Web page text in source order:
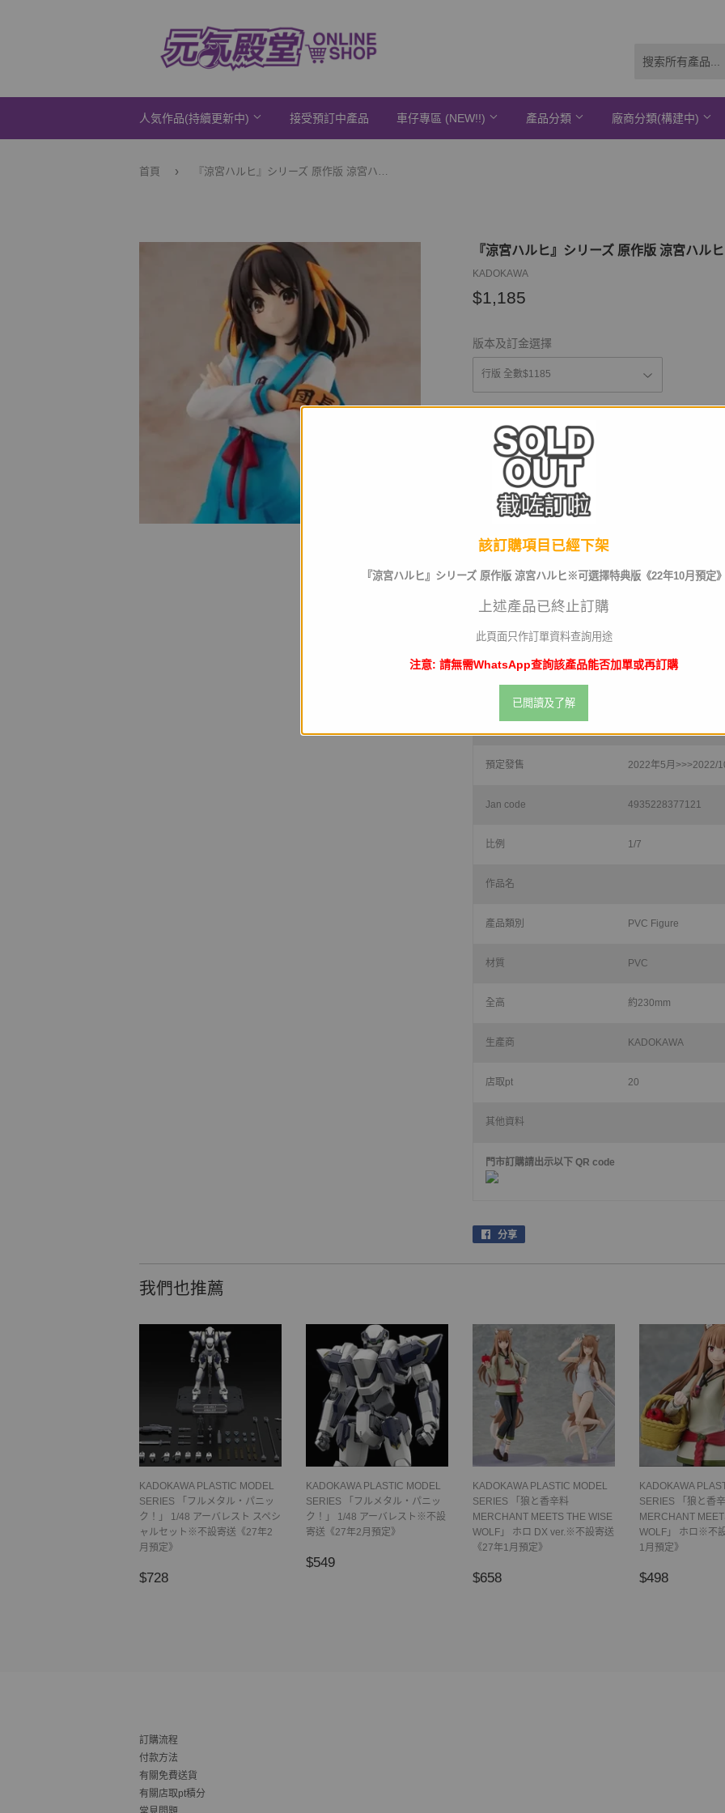
人気作品(持續更新中) 接受預訂中產品 車仔專區 (NEW!!) 產品分類 廠商分類(構建中)
首頁 › 『涼宮ハルヒ』シリーズ 原作版 涼宮ハルヒ※可選擇特典版《22年10月預定》
『涼宮ハルヒ』シリーズ 原作版 涼宮ハ
KADOKAWA
$1,185
版本及訂金選擇
截訂日
數量
預定發售 2022年5月>>>2022/
Jan code 4935228377121
比例 1/7
作品名
產品類別 PVC Figure
材質 PVC
全高 約230mm
生產商 KADOKAWA
店取pt 20
其他資料
門市訂購請出示以下 QR code
分享
我們也推薦
KADOKAWA PLASTIC MODEL
SERIES 「フルメタル・パニッ
ク！」 1/48 アーバレスト スペシ
ャルセット※不設寄送《27年2
月預定》
正
$728
KADOKAWA PLASTIC MODEL
SERIES 「フルメタル・パニッ
ク！」 1/48 アーバレスト※不設
寄送《27年2月預定》
正
$549
KADOKAWA PLASTIC MODEL
SERIES 「狼と香辛料
MERCHANT MEETS THE WISE
WOLF」 ホロ DX ver.※不設寄送
《27年1月預定》
正
$658
KADOKAWA
SERIES 「狼と香
MERCHANT
WOLF」 ホロ※不
1月預定》
正
$498
該訂購項目已經下架
『涼宮ハルヒ』シリーズ 原作版 涼宮ハルヒ※可選擇特典版《22年10月預定
上述產品已終止訂購
此頁面只作訂單資料查詢用途
注意: 請無需WhatsApp查詢該產品能否加單或再訂購
已閲讀及了解
訂購流程
付款方法
有關免費送貨
有關店取pt積分